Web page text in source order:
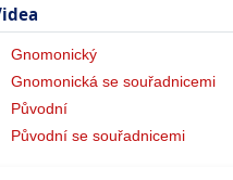
Gnomonický
Gnomonická se souřadnicemi
Původní
Původní se souřadnicemi